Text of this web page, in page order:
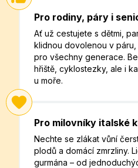
Pro rodiny, páry i
Ať už cestujete s dětmi,
klidnou dovolenou v
pro všechny generace.
hřiště, cyklostezky, ale i
u moře.
Pro milovníky italské
Nechte se zlákat vůní
plodů a domácí zmrzliny.
gurmána – od